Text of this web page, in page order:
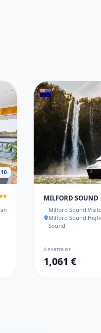
Milford Sound
Milford Sound
Sound
À PARTIR DE
1,061 €